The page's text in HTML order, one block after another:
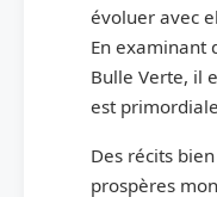
évoluer avec
En examinant
Bulle Verte, il
est
Des récits
prospères